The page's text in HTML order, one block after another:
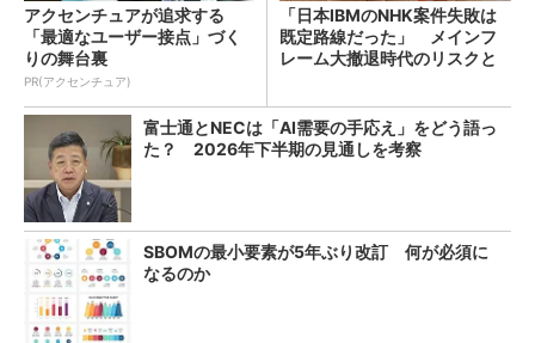
アクセンチュアが追求する
「最適なユーザー接点」づく
りの舞台裏
PR(アクセンチュア)
「日本IBMのNHK案件失敗は
既定路線だった」 メインフ
レーム大撤退時代のリスクと
富士通とNECは「AI需要の手応え」をどう語っ
た？ 2026年下半期の見通しを考察
SBOMの最小要素が5年ぶり改訂 何が必須に
なるのか